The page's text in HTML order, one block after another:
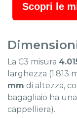
Scopri le
La C3 misura
larghezza (1.813
mm di altezza,
bagagliaio ha
cappelliera).